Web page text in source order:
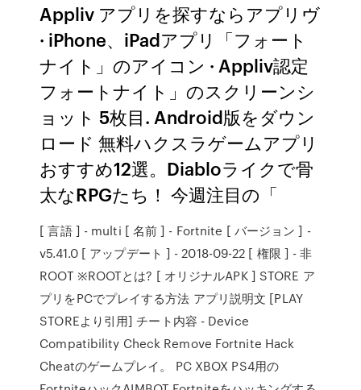
Appliv アプリを探すならアプリヴ
· iPhone、iPadアプリ「フォート
ナイト」のアイコン · Appliv認定
フォートナイト」のスクリーンシ
ョット 5枚目. Android版をダウン
ロード 無料ハクスラゲームアプリ
おすすめ12選。Diabloライクで骨
太なRPGたち！ 今週注目の「
[ 言語 ] - multi [ 名前 ] - Fortnite [ バージョン ] -
v5.41.0 [ アップデート ] - 2018-09-22 [ 権限 ] - 非
ROOT ※ROOTとは? [ オリジナルAPK ] STORE ア
プリをPCでプレイする方法 アプリ説明文 [PLAY
STOREより引用] チート内容 - Device
Compatibility Check Remove Fortnite Hack
Cheatのゲームプレイ。 PC XBOX PS4用の